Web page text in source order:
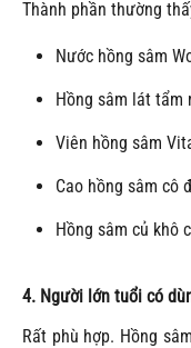
Thành phần thường
Nước hồng sâm
Hồng sâm lát tẩm
Viên hồng sâm
Cao hồng sâm cô
Hồng sâm củ khô
4. Người lớn tuổi có
Rất phù hợp. Hồng